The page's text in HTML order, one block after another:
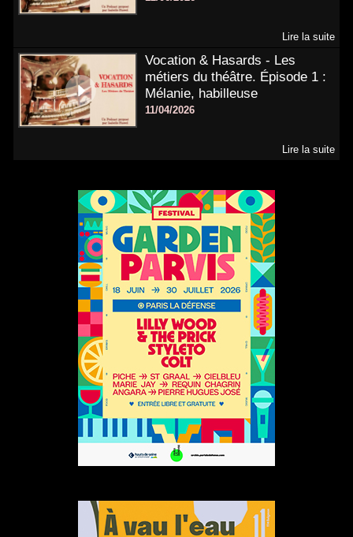
Lire la suite
Vocation & Hasards - Les
métiers du théâtre. Épisode 1 :
Mélanie, habilleuse
11/04/2026
Lire la suite